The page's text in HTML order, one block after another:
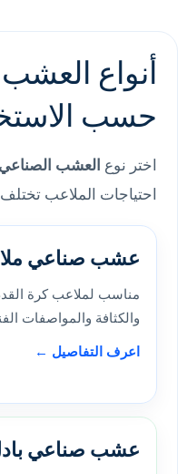
أنواع
حسب
اختر نوع العشب الصناعي
احتياجات الملاعب
عشب صناعي
مناسب لملاعب كرة
والكثافة والمواصفات
اعرف التفاصيل ←
عشب صناعي